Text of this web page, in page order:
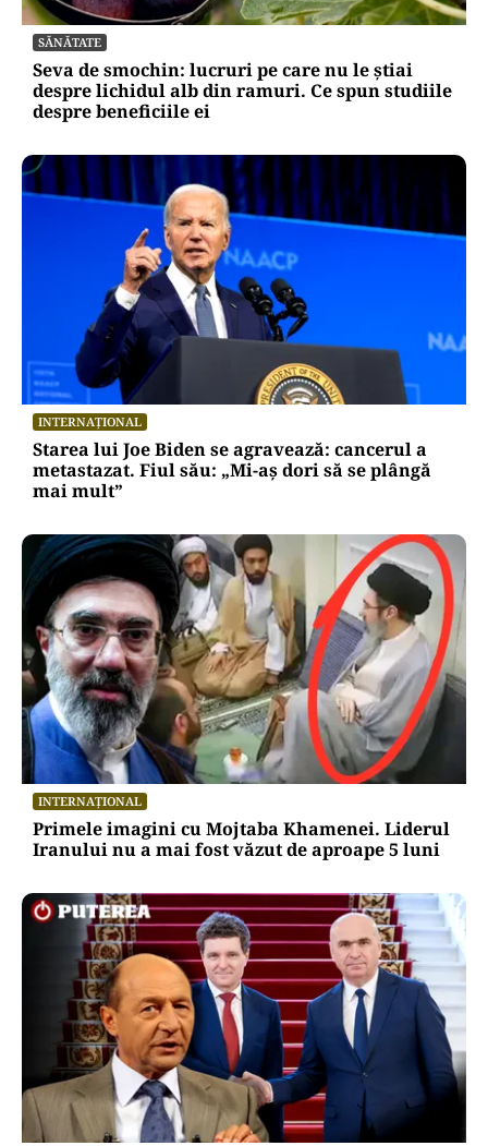
SĂNĂTATE
Seva de smochin: lucruri pe care nu le știai
despre lichidul alb din ramuri. Ce spun studiile
despre beneficiile ei
INTERNAȚIONAL
Starea lui Joe Biden se agravează: cancerul a
metastazat. Fiul său: „Mi-aș dori să se plângă
mai mult”
INTERNAȚIONAL
Primele imagini cu Mojtaba Khamenei. Liderul
Iranului nu a mai fost văzut de aproape 5 luni